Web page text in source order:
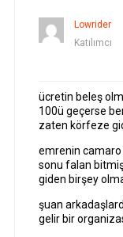
Lowrider
Katılımcı
ücretin beleş
100ü geçerse
zaten körfeze
emrenin camaro
sonu falan
giden birşey
şuan
gelir bir